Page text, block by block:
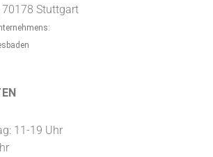
Stuttgart
11-19 Uhr